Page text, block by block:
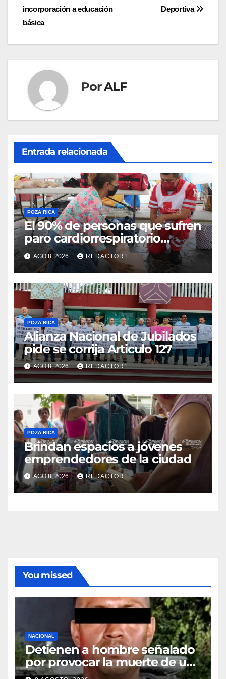
de
entradas
Deportiva
incorporación a educación
básica
PorALF
Entrada relacionada
POZA RICA
El 90% de personas que sufren
paro cardiorrespiratorio
mueren
AGO 8, 2026 REDACTOR1
POZA RICA
Alianza Nacional de Jubilados
pide se corrija Articulo 127
AGO 8, 2026 REDACTOR1
POZA RICA
Brindan espacios a jóvenes
emprendedores de la ciudad
AGO 8, 2026 REDACTOR1
You missed
NACIONAL
Detienen a hombre señalado
por provocar la muerte de un
adulto mayor